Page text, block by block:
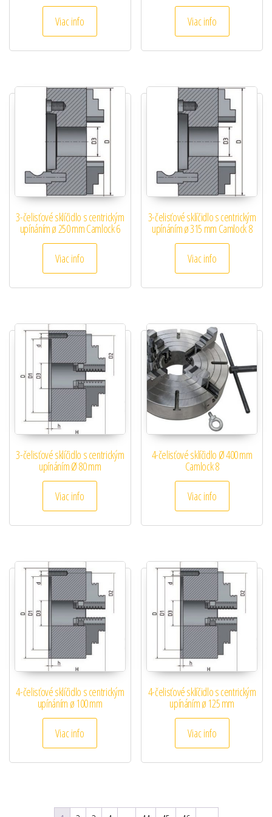
Viac info Viac info
3-čelisťové sklíčidlo s centrickým
upínáním ø 250 mm Camlock 6
Viac info
3-čelisťové sklíčidlo s centrickým
upínáním ø 315 mm Camlock 8
Viac info
3-čelisťové sklíčidlo s centrickým
upínáním Ø 80 mm
Viac info
4-čelisťové sklíčidlo Ø 400 mm
Camlock 8
Viac info
4-čelisťové sklíčidlo s centrickým
upínáním ø 100 mm
Viac info
4-čelisťové sklíčidlo s centrickým
upínáním ø 125 mm
Viac info